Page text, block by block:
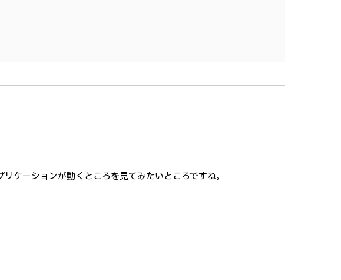
ケーションが動くところを見てみたいところですね。